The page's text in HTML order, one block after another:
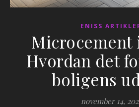
ENISS
Microcement
Hvordan det
boligens
november 14,